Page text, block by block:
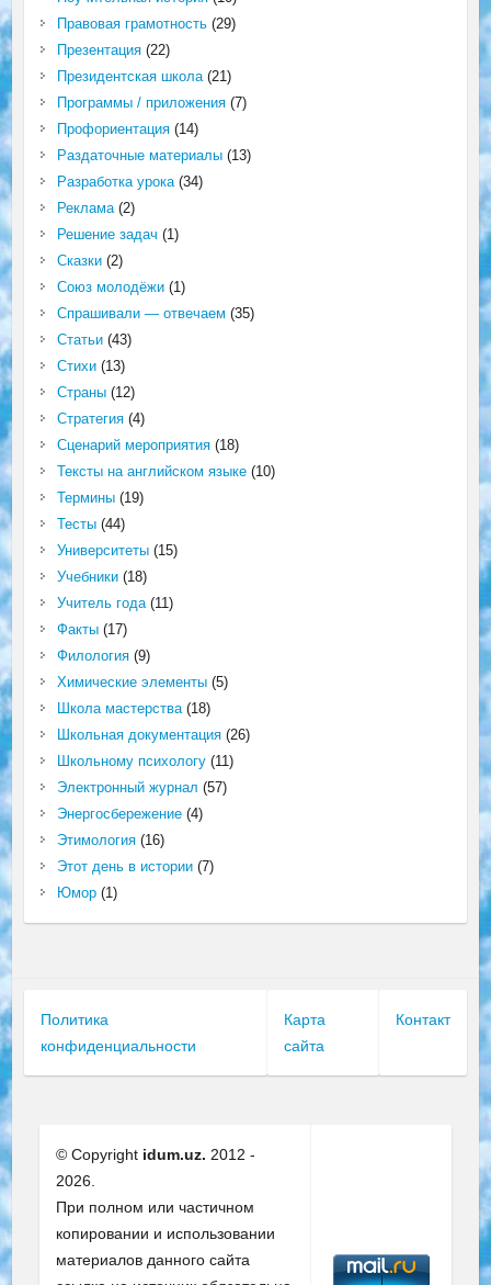
Правовая грамотность(29)
Презентация(22)
Президентская школа(21)
Программы / приложения(7)
Профориентация(14)
Раздаточные материалы(13)
Разработка урока(34)
Реклама(2)
Решение задач (1)
Сказки(2)
Союз молодёжи(1)
Спрашивали — отвечаем (35)
Статьи(43)
Стихи(13)
Страны(12)
Стратегия(4)
Сценарий мероприятия(18)
Тексты на английском языке(10)
Термины(19)
Тесты(44)
Университеты(15)
Учебники(18)
Учитель года(11)
Факты(17)
Филология(9)
Химические элементы(5)
Школа мастерства(18)
Школьная документация(26)
Школьному психологу(11)
Электронный журнал (57)
Энергосбережение(4)
Этимология(16)
Этот день в истории(7)
Юмор(1)
Политика
конфиденциальности
Карта
сайта
Контакт
© Copyright idum.uz. 2012 -
2026.
При полном или частичном
копировании и использовании
материалов данного сайта